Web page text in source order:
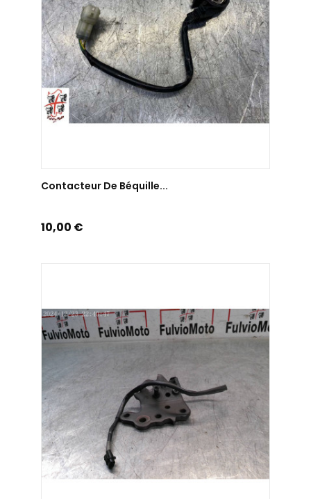
Contacteur De Béquille...
Prix
10,00 €